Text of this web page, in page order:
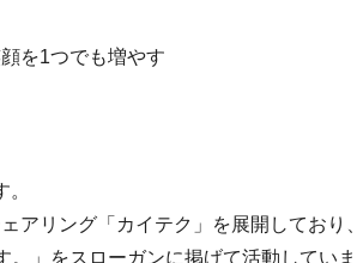
を1つでも増やす
アリング「カイテク」を展開しており、
。」をスローガンに掲げて活動していま